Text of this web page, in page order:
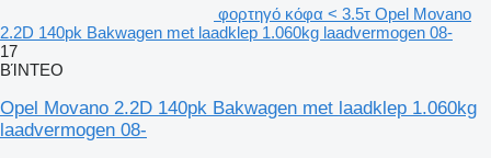
φορτηγό κόφα < 3.5τ Opel Movano
2.2D 140pk Bakwagen met laadklep 1.060kg laadvermogen 08-
17
ΒΊΝΤΕΟ
Opel Movano 2.2D 140pk Bakwagen met laadklep 1.060kg
laadvermogen 08-